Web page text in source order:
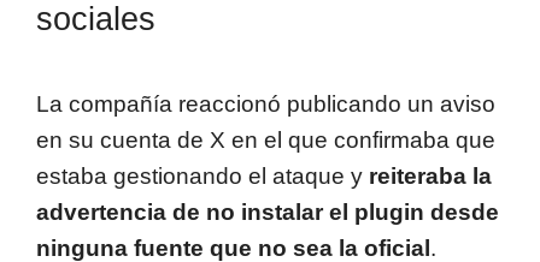
sociales
La compañía reaccionó publicando un aviso
en su cuenta de X en el que confirmaba que
estaba gestionando el ataque y reiteraba la
advertencia de no instalar el plugin desde
ninguna fuente que no sea la oficial .